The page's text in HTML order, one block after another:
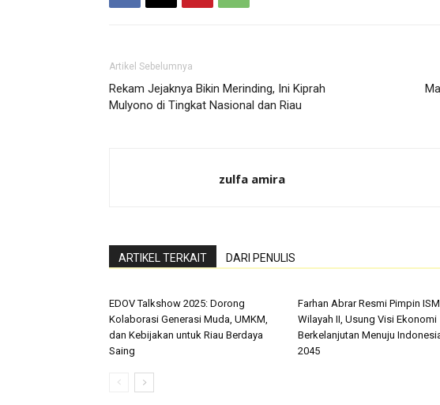
Artikel Sebelumnya
Rekam Jejaknya Bikin Merinding, Ini Kiprah
Mulyono di Tingkat Nasional dan Riau
zulfa amira
ARTIKEL TERKAIT DARI PENULIS
EDOV Talkshow 2025: Dorong
Kolaborasi Generasi Muda, UMKM,
dan Kebijakan untuk Riau Berdaya
Saing
Farhan Abrar Resmi Pimpin
Wilayah II, Usung Visi Ekonomi
Berkelanjutan Menuju
2045